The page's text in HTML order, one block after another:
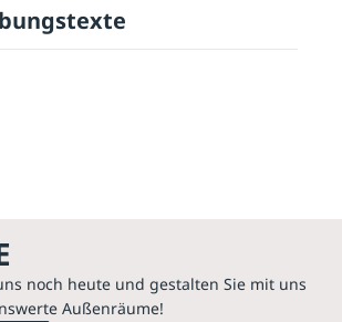
noch heute und gestalten Sie mit uns
Außenräume!